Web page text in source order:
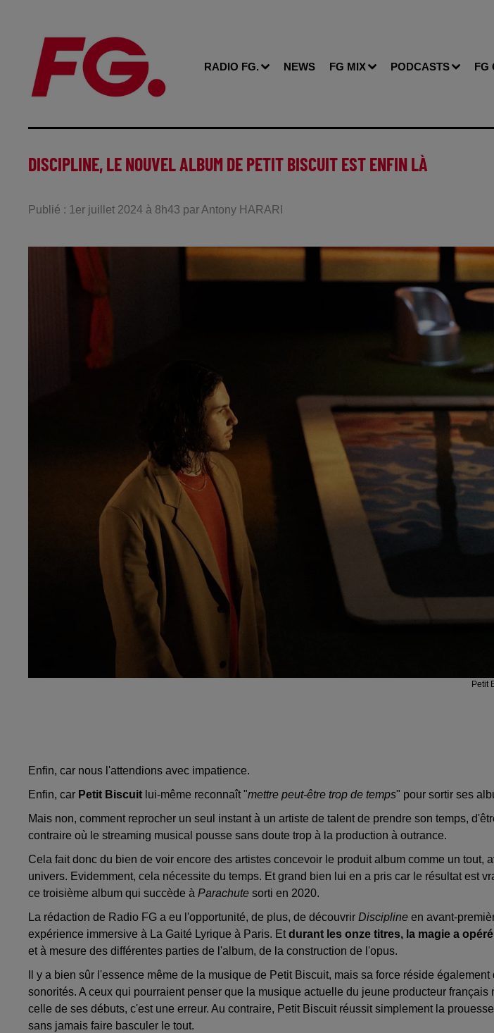
RADIO FG. NEWS FG MIX PODCASTS FG
DISCIPLINE, LE NOUVEL ALBUM DE PETIT BISCUIT EST ENFIN LÀ
Publié : 1er juillet 2024 à 8h43 par Antony HARARI
Petit
Enfin, car nous l'attendions avec impatience.
Enfin, car Petit Biscuit lui-même reconnaît "mettre peut-être trop de temps" pour sortir ses
Mais non, comment reprocher un seul instant à un artiste de talent de prendre son temps,
contraire où le streaming musical pousse sans doute trop à la production à outrance.
Cela fait donc du bien de voir encore des artistes concevoir le produit album comme un tout,
univers. Evidemment, cela nécessite du temps. Et grand bien lui en a pris car le résultat est
ce troisième album qui succède à Parachute sorti en 2020.
La rédaction de Radio FG a eu l'opportunité, de plus, de découvrir Discipline en avant-
expérience immersive à La Gaité Lyrique à Paris. Etdurant les onze titres, la magie a
et à mesure des différentes parties de l'album, de la construction de l'opus.
Il y a bien sûr l'essence même de la musique de Petit Biscuit, mais sa force réside
sonorités. A ceux qui pourraient penser que la musique actuelle du jeune producteur français
celle de ses débuts, c'est une erreur. Au contraire, Petit Biscuit réussit simplement la
sans jamais faire basculer le tout.